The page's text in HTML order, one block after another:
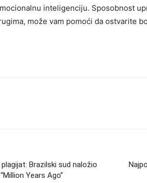
inteligenciju. Sposobnost
može vam pomoći da ostvarite
Brazilski sud naložio
Years Ago”